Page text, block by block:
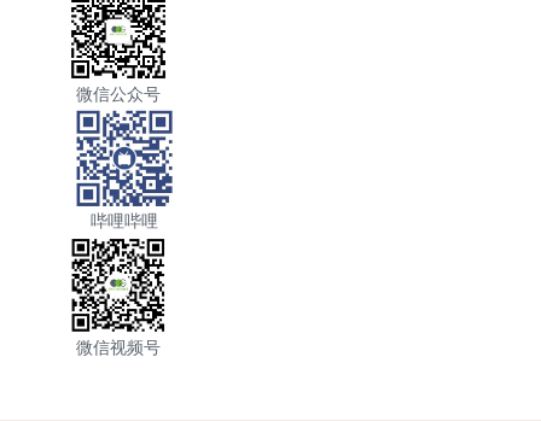
微信公众号
哔哩哔哩
微信视频号